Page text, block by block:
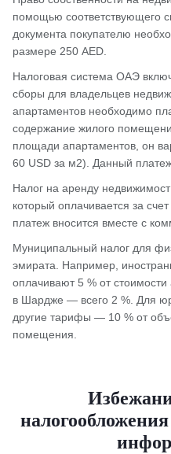
помощью соответствующего
документа покупателю
размере 250 AED.
Налоговая система ОАЭ
сборы для владельцев
апартаментов необходимо
содержание жилого
площади апартаментов, он
60 USD за м2). Данный
Налог на аренду
который оплачивается за
платеж вносится вместе с
Муниципальный налог для
эмирата. Например,
оплачивают 5 % от
в Шардже — всего 2 %. Для
другие тарифы — 10 % от
помещения.